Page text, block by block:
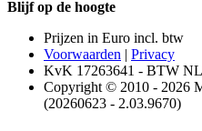
Blijf op de hoogte
Prijzen in Euro incl. btw
Voorwaarden | Privacy
KvK 17263641 - BTW
Copyright © 2010 - 2026
(20260623 - 2.03.9670)